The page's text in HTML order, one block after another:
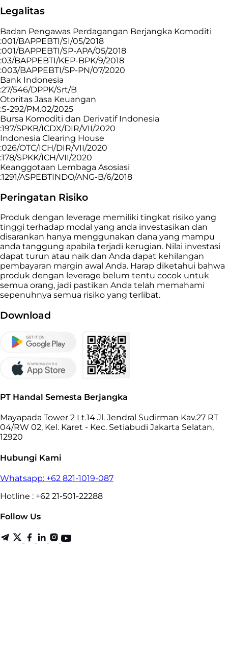
Legalitas
Badan Pengawas Perdagangan Berjangka Komoditi
:001/BAPPEBTI/SI/05/2018
:001/BAPPEBTI/SP-APA/05/2018
:03/BAPPEBTI/KEP-BPK/9/2018
:003/BAPPEBTI/SP-PN/07/2020
Bank Indonesia
:27/546/DPPK/Srt/B
Otoritas Jasa Keuangan
:S-292/PM.02/2025
Bursa Komoditi dan Derivatif Indonesia
:197/SPKB/ICDX/DIR/VII/2020
Indonesia Clearing House
:026/OTC/ICH/DIR/VII/2020
:178/SPKK/ICH/VII/2020
Keanggotaan Lembaga Asosiasi
:1291/ASPEBTINDO/ANG-B/6/2018
Peringatan Risiko
Produk dengan leverage memiliki tingkat risiko yang
tinggi terhadap modal yang anda investasikan dan
disarankan hanya menggunakan dana yang mampu
anda tanggung apabila terjadi kerugian. Nilai investasi
dapat turun atau naik dan Anda dapat kehilangan
pembayaran margin awal Anda. Harap diketahui bahwa
produk dengan leverage belum tentu cocok untuk
semua orang, jadi pastikan Anda telah memahami
sepenuhnya semua risiko yang terlibat.
Download
PT Handal Semesta Berjangka
Mayapada Tower 2 Lt.14 Jl. Jendral Sudirman Kav.27 RT
04/RW 02, Kel. Karet - Kec. Setiabudi Jakarta Selatan,
12920
Hubungi Kami
Whatsapp: +62 821-1019-087
Hotline : +62 21-501-22288
Follow Us